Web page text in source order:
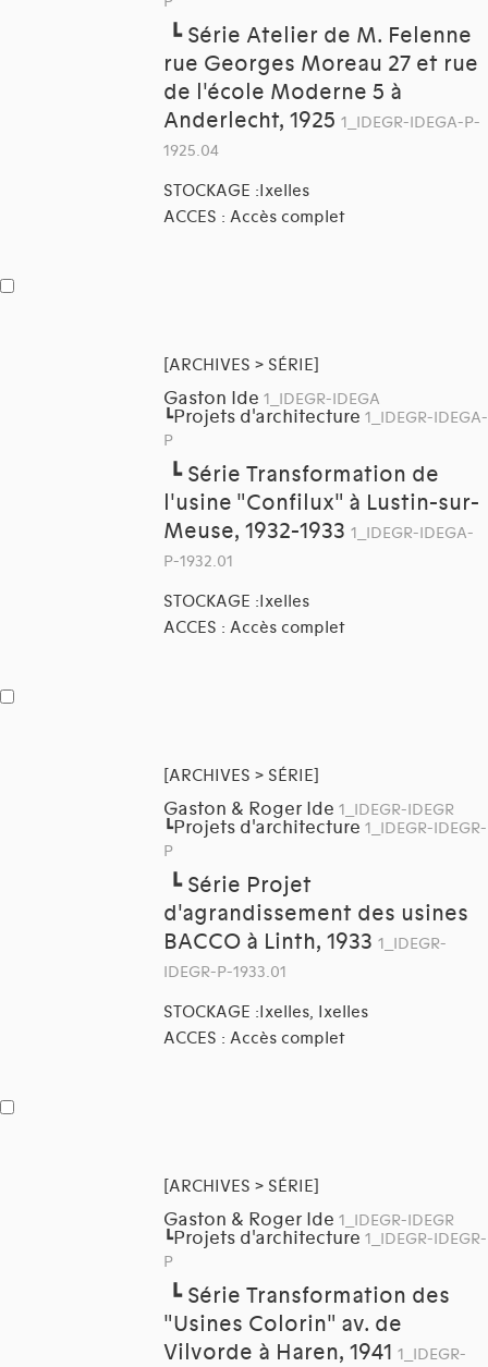
┗ Série Atelier de M. Felenne
rue Georges Moreau 27 et rue
de l'école Moderne 5 à
Anderlecht, 1925 1_IDEGR-IDEGA-P-
1925.04
STOCKAGE :Ixelles
ACCES : Accès complet
[ARCHIVES > SÉRIE]
Gaston Ide 1_IDEGR-IDEGA
┗Projets d'architecture 1_IDEGR-IDEGA-
P
┗ Série Transformation de
l'usine "Confilux" à Lustin-sur-
Meuse, 1932-1933 1_IDEGR-IDEGA-
P-1932.01
STOCKAGE :Ixelles
ACCES : Accès complet
[ARCHIVES > SÉRIE]
Gaston & Roger Ide 1_IDEGR-IDEGR
┗Projets d'architecture 1_IDEGR-IDEGR-
P
┗ Série Projet
d'agrandissement des usines
BACCO à Linth, 1933 1_IDEGR-
IDEGR-P-1933.01
STOCKAGE :Ixelles, Ixelles
ACCES : Accès complet
[ARCHIVES > SÉRIE]
Gaston & Roger Ide 1_IDEGR-IDEGR
┗Projets d'architecture 1_IDEGR-IDEGR-
P
┗ Série Transformation des
"Usines Colorin" av. de
Vilvorde à Haren, 1941 1_IDEGR-